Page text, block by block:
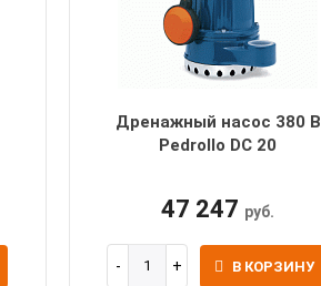
Дренажный насос 380 В
Pedrollo DC 20
47 247 руб.
В КОРЗИНУ